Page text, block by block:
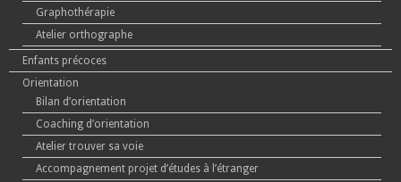
Graphothérapie
Atelier orthographe
Enfants précoces
Orientation
Bilan d’orientation
Coaching d’orientation
Atelier trouver sa voie
Accompagnement projet d’études à l’étranger